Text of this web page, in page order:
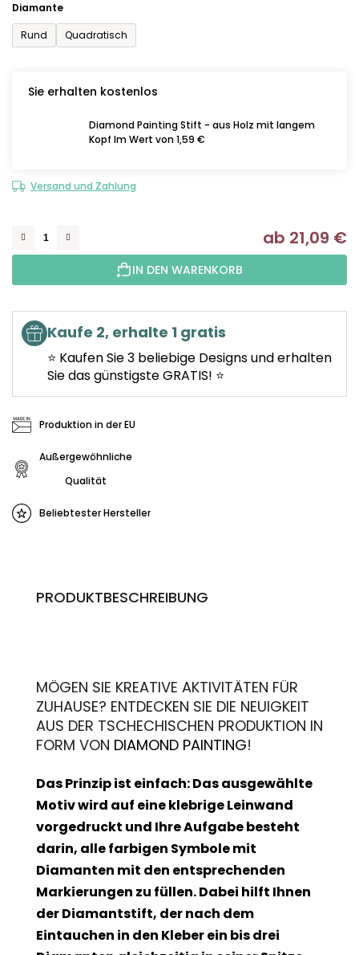
Diamante
Rund
Quadratisch
Sie erhalten kostenlos
Diamond Painting Stift - aus Holz mit langem
Kopf Im Wert von 1,59 €
Versand und Zahlung
ab 21,09 €
IN DEN WARENKORB
Kaufe 2, erhalte 1 gratis
⭐ Kaufen Sie 3 beliebige Designs und erhalten
Sie das günstigste GRATIS! ⭐
Produktion in der EU
Außergewöhnliche
Qualität
Beliebtester Hersteller
PRODUKTBESCHREIBUNG
MÖGEN SIE KREATIVE AKTIVITÄTEN FÜR
ZUHAUSE? ENTDECKEN SIE DIE NEUIGKEIT
AUS DER TSCHECHISCHEN PRODUKTION IN
FORM VON DIAMOND PAINTING!
Das Prinzip ist einfach: Das ausgewählte
Motiv wird auf eine klebrige Leinwand
vorgedruckt und Ihre Aufgabe besteht
darin, alle farbigen Symbole mit
Diamanten mit den entsprechenden
Markierungen zu füllen. Dabei hilft Ihnen
der Diamantstift, der nach dem
Eintauchen in den Kleber ein bis drei